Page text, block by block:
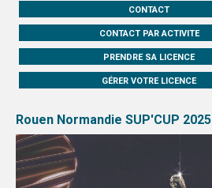
CONTACT
CONTACT PAR ACTIVITE
PRENDRE SA LICENCE
GÉRER VOTRE LICENCE
Rouen Normandie SUP'CUP 2025